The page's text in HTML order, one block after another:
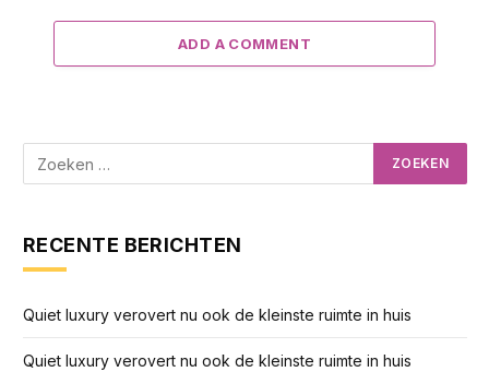
ADD A COMMENT
RECENTE BERICHTEN
Quiet luxury verovert nu ook de kleinste ruimte in huis
Quiet luxury verovert nu ook de kleinste ruimte in huis